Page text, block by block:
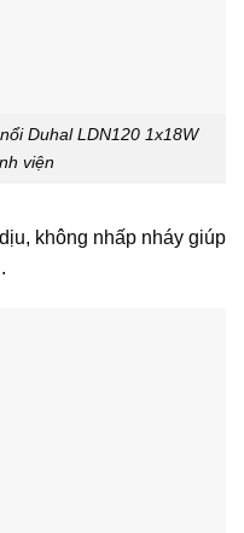
Duhal LDN120 1x18W
viện
không nhấp nháy giúp